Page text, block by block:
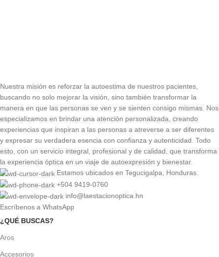
Nuestra misión es reforzar la autoestima de nuestros pacientes,
buscando no solo mejorar la visión, sino también transformar la
manera en que las personas se ven y se sienten consigo mismas. Nos
especializamos en brindar una atención personalizada, creando
experiencias que inspiran a las personas a atreverse a ser diferentes
y expresar su verdadera esencia con confianza y autenticidad. Todo
esto, con un servicio integral, profesional y de calidad, que transforma
la experiencia óptica en un viaje de autoexpresión y bienestar.
Estamos ubicados en Tegucigalpa, Honduras.
+504 9419-0760
info@laestacionoptica.hn
Escríbenos a WhatsApp
¿QUÉ BUSCAS?
Aros
Accesorios